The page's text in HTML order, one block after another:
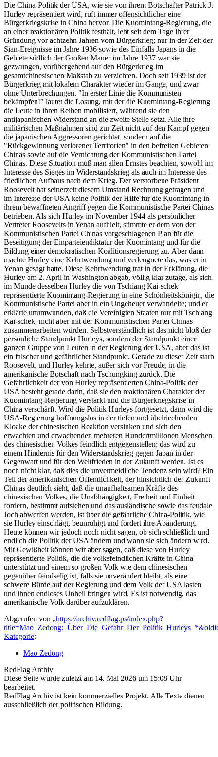
Die China-Politik der USA, wie sie von ihrem Botschafter Patrick J.
Hurley repräsentiert wird, ruft immer offensichtlicher eine
Bürgerkriegskrise in China hervor. Die Kuomintang-Regierung, die
an einer reaktionären Politik festhält, lebt seit dem Tage ihrer
Gründung vor achtzehn Jahren vom Bürgerkrieg; nur in der Zeit der
Sian-Ereignisse im Jahre 1936 sowie des Einfalls Japans in die
Gebiete südlich der Großen Mauer im Jahre 1937 war sie
gezwungen, vorübergehend auf den Bürgerkrieg im
gesamtchinesischen Maßstab zu verzichten. Doch seit 1939 ist der
Bürgerkrieg mit lokalem Charakter wieder im Gange, und zwar
ohne Unterbrechungen. "In erster Linie die Kommunisten
bekämpfen!" lautet die Losung, mit der die Kuomintang-Regierung
die Leute in ihren Reihen mobilisiert, während sie den
antijapanischen Widerstand an die zweite Stelle setzt. Alle ihre
militärischen Maßnahmen sind zur Zeit nicht auf den Kampf gegen
die japanischen Aggressoren gerichtet, sondern auf die
"Rückgewinnung verlorener Territorien" in den befreiten Gebieten
Chinas sowie auf die Vernichtung der Kommunistischen Partei
Chinas. Diese Situation muß man allen Ernstes beachten, sowohl im
Interesse des Sieges im Widerstandskrieg als auch im Interesse des
friedlichen Aufbaus nach dem Krieg. Der verstorbene Präsident
Roosevelt hat seinerzeit diesem Umstand Rechnung getragen und
im Interesse der USA keine Politik der Hilfe für die Kuomintang in
ihrem bewaffneten Angriff gegen die Kommunistische Partei Chinas
betrieben. Als sich Hurley im November 1944 als persönlicher
Vertreter Roosevelts in Yenan aufhielt, stimmte er dem von der
Kommunistischen Partei Chinas vorgeschlagenen Plan für die
Beseitigung der Einparteiendiktatur der Kuomintang und für die
Bildung einer demokratischen Koalitionsregierung zu. Aber dann
machte Hurley eine Kehrtwendung und verleugnete das, was er in
Yenan gesagt hatte. Diese Kehrtwendung trat in der Erklärung, die
Hurley am 2. April in Washington abgab, völlig klar zutage, als sich
im Munde desselben Hurley die von Tschiang Kai-schek
repräsentierte Kuomintang-Regierung in eine Schönheitskönigin, die
Kommunistische Partei aber in ein Ungeheuer verwandelte; und er
erklärte unumwunden, daß die Vereinigten Staaten nur mit Tschiang
Kai-schek, nicht aber mit der Kommunistischen Partei Chinas
zusammenarbeiten würden. Selbstverständlich ist das nicht bloß der
persönliche Standpunkt Hurleys, sondern der Standpunkt einer
ganzen Gruppe von Leuten in der Regierung der USA, aber das ist
ein falscher und gefährlicher Standpunkt. Gerade zu dieser Zeit starb
Roosevelt, und Hurley kehrte, außer sich vor Freude, in die
amerikanische Botschaft nach Tschungking zurück. Die
Gefährlichkeit der von Hurley repräsentierten China-Politik der
USA besteht gerade darin, daß sie den reaktionären Charakter der
Kuomintang-Regierung verstärkt und die Bürgerkriegskrise in
China verschärft. Wird die Politik Hurleys fortgesetzt, dann wird die
USA-Regierung hoffnungslos in der tiefen und übelriechenden
Kloake der chinesischen Reaktion versinken und sich den
erwachten und erwachenden mehreren Hundertmillionen Menschen
des chinesischen Volkes feindlich entgegenstellen; das wird zu
einem Hindernis für den Widerstandskrieg gegen Japan in der
Gegenwart und für den Weltfrieden in der Zukunft werden. Ist es
noch nicht klar, daß dies die unvermeidliche Tendenz sein wird? Ein
Teil der amerikanischen Öffentlichkeit, der hinsichtlich der Zukunft
Chinas deutlich sieht, daß die unaufhaltsamen Kräfte des
chinesischen Volkes, die Unabhängigkeit, Freiheit und Einheit
fordern, bestimmt aufstehen und das ausländische sowie das feudale
Joch abwerfen werden, ist über die gefährliche China-Politik, wie
sie Hurley einschlägt, beunruhigt und fordert ihre Abänderung.
Heute können wir jedoch noch nicht sagen, ob sich schließlich und
endlich die Politik der USA ändern und wann sie sich ändern wird.
Mit Gewißheit können wir aber sagen, daß diese von Hurley
repräsentierte Politik, die die volksfeindlichen Kräfte in China
unterstützt und einem so großen Volk wie dem chinesischen
gegenüber feindselig ist, falls sie unverändert bleibt, als eine
schwere Bürde auf der Regierung und dem Volk der USA lasten
und ihnen endloses Unheil bringen wird. Es ist notwendig, das
amerikanische Volk darüber aufzuklären.
Abgerufen von „https://archiv.redflag.ps/index.php?
Kategorie:
Mao Zedong
RedFlag Archiv
Diese Seite wurde zuletzt am 14. Mai 2026 um 15:08 Uhr
bearbeitet.
RedFlag Archiv ist kein kommerzielles Projekt. Alle Texte dienen
ausschließlich der politischen Bildung.